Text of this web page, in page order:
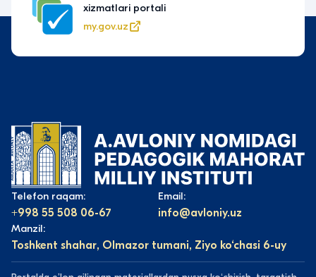
xizmatlari portali
my.gov.uz
Telefon raqam:
+998 55 508 06-67
Email:
info@avloniy.uz
Manzil:
Toshkent shahar, Olmazor tumani, Ziyo ko‘chasi 6-uy